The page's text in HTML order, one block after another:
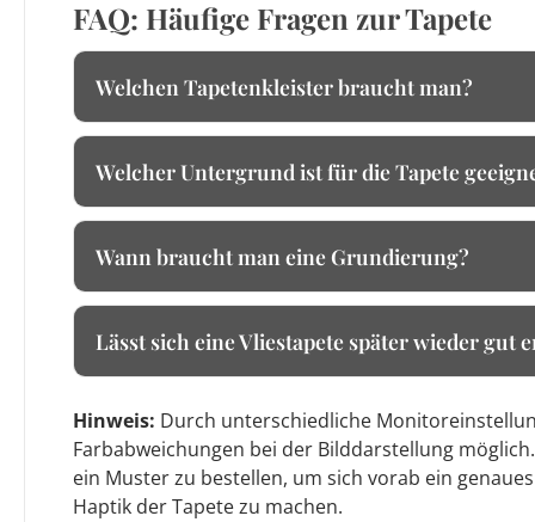
FAQ: Häufige Fragen zur Tapete
Welchen Tapetenkleister braucht man?
Welcher Untergrund ist für die Tapete
Wann braucht man eine Grundierung?
Lässt sich eine Vliestapete später wieder gut
Hinweis: Durch unterschiedliche
Farbabweichungen bei der Bilddarstellung
ein Muster zu bestellen, um sich vorab ein
Haptik der Tapete zu machen.